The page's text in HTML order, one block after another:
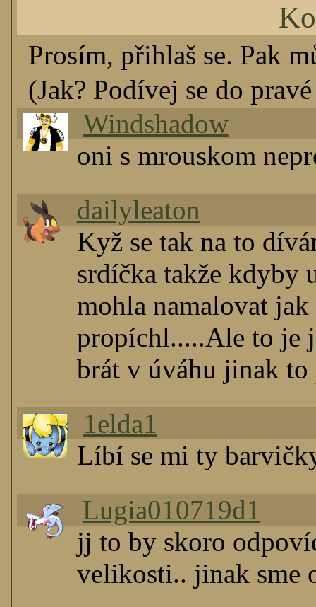
Prosím, přihlaš se. Pak
(Jak? Podívej se do
Windshadow
oni s mrouskom
dailyleaton
Kyž se tak na to
srdíčka takže kdyby
mohla namalovat
propíchl.....Ale to je
brát v úváhu jinak to
1elda1
Líbí se mi ty
Lugia010719d1
jj to by skoro
velikosti.. jinak sme